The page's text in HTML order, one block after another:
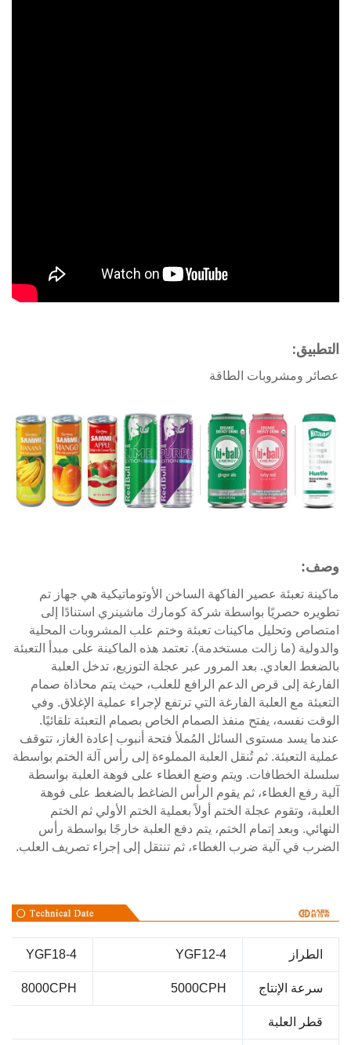
ومشروبات الطاقة
تعبئة عصير الفاكهة الساخن الأوتوماتيكية هي جهاز تم
حصريًا بواسطة شركة كومارك ماشينري استنادًا إلى
وتحليل ماكينات تعبئة وختم علب المشروبات المحلية
(ما زالت مستخدمة). تعتمد هذه الماكينة على مبدأ التعبئة
العادي. بعد المرور عبر عجلة التوزيع، تدخل العلبة
إلى قرص الدعم الرافع للعلب، حيث يتم محاذاة صمام
مع العلبة الفارغة التي ترتفع لإجراء عملية الإغلاق. وفي
نفسه، يفتح منفذ الصمام الخاص بصمام التعبئة تلقائيًا.
يسد مستوى السائل المُملأ فتحة أنبوب إعادة الغاز، تتوقف
التعبئة. ثم تُنقل العلبة المملوءة إلى رأس آلة الختم بواسطة
الخطافات. ويتم وضع الغطاء على فوهة العلبة بواسطة
رفع الغطاء، ثم يقوم الرأس الضاغط بالضغط على فوهة
وتقوم عجلة الختم أولاً بعملية الختم الأولي ثم الختم
وبعد إتمام الختم، يتم دفع العلبة خارجًا بواسطة رأس
في آلية ضرب الغطاء، ثم تنتقل إلى إجراء تصريف العلب.
YGF12-4
YGF18-4
الإنتاج 5000CPH
8000CPH
العلبة